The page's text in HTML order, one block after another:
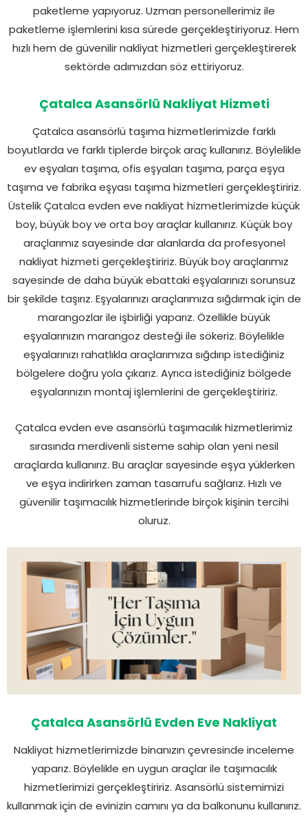
paketleme yapıyoruz. Uzman personellerimiz ile
paketleme işlemlerini kısa sürede gerçekleştiriyoruz. Hem
hızlı hem de güvenilir nakliyat hizmetleri gerçekleştirerek
sektörde adımızdan söz ettiriyoruz.
Çatalca Asansörlü Nakliyat Hizmeti
Çatalca asansörlü taşıma hizmetlerimizde farklı
boyutlarda ve farklı tiplerde birçok araç kullanırız. Böylelikle
ev eşyaları taşıma, ofis eşyaları taşıma, parça eşya
taşıma ve fabrika eşyası taşıma hizmetleri gerçekleştiririz.
Üstelik Çatalca evden eve nakliyat hizmetlerimizde küçük
boy, büyük boy ve orta boy araçlar kullanırız. Küçük boy
araçlarımız sayesinde dar alanlarda da profesyonel
nakliyat hizmeti gerçekleştiririz. Büyük boy araçlarımız
sayesinde de daha büyük ebattaki eşyalarınızı sorunsuz
bir şekilde taşırız. Eşyalarınızı araçlarımıza sığdırmak için de
marangozlar ile işbirliği yaparız. Özellikle büyük
eşyalarınızın marangoz desteği ile sökeriz. Böylelikle
eşyalarınızı rahatlıkla araçlarımıza sığdırıp istediğiniz
bölgelere doğru yola çıkarız. Ayrıca istediğiniz bölgede
eşyalarınızın montaj işlemlerini de gerçekleştiririz.
Çatalca evden eve asansörlü taşımacılık hizmetlerimiz
sırasında merdivenli sisteme sahip olan yeni nesil
araçlarda kullanırız. Bu araçlar sayesinde eşya yüklerken
ve eşya indirirken zaman tasarrufu sağlarız. Hızlı ve
güvenilir taşımacılık hizmetlerinde birçok kişinin tercihi
oluruz.
Çatalca Asansörlü Evden Eve Nakliyat
Nakliyat hizmetlerimizde binanızın çevresinde inceleme
yaparız. Böylelikle en uygun araçlar ile taşımacılık
hizmetlerimizi gerçekleştiririz. Asansörlü sistemimizi
kullanmak için de evinizin camını ya da balkonunu kullanırız.